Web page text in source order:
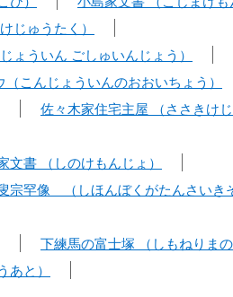
じゅうたく）
ょういん ごしゅいんじょう）
こんじょういんのおおいちょう）
佐々木家住宅主屋 （ささきけ
文書 （しのけもんじょ）
宗罕像 （しほんぼくがたんさいき
下練馬の富士塚 （しもねりまの
あと）